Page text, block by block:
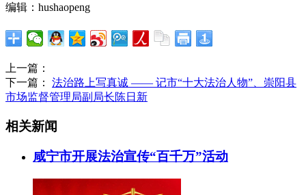
编辑：hushaopeng
上一篇：
下一篇： 法治路上写真诚 —— 记市“十大法治人物”、崇阳县
市场监督管理局副局长陈日新
相关新闻
咸宁市开展法治宣传“百千万”活动